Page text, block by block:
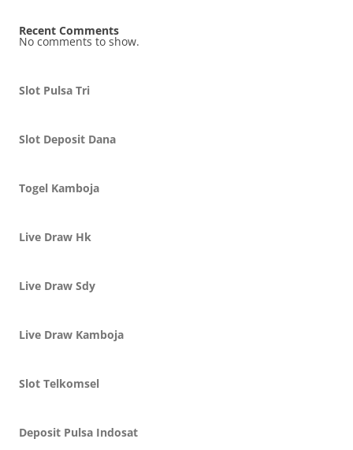
Recent Comments
No comments to show.
Slot Pulsa Tri
Slot Deposit Dana
Togel Kamboja
Live Draw Hk
Live Draw Sdy
Live Draw Kamboja
Slot Telkomsel
Deposit Pulsa Indosat